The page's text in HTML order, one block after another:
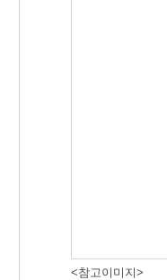
<참고이미지>